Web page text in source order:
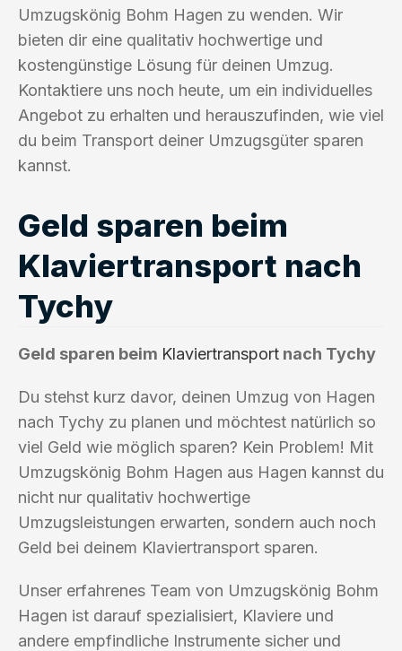
Umzugskönig Bohm Hagen zu wenden. Wir
bieten dir eine qualitativ hochwertige und
kostengünstige Lösung für deinen Umzug.
Kontaktiere uns noch heute, um ein individuelles
Angebot zu erhalten und herauszufinden, wie viel
du beim Transport deiner Umzugsgüter sparen
kannst.
Geld sparen beim
Klaviertransport nach
Tychy
Geld sparen beim Klaviertransport nach Tychy
Du stehst kurz davor, deinen Umzug von Hagen
nach Tychy zu planen und möchtest natürlich so
viel Geld wie möglich sparen? Kein Problem! Mit
Umzugskönig Bohm Hagen aus Hagen kannst du
nicht nur qualitativ hochwertige
Umzugsleistungen erwarten, sondern auch noch
Geld bei deinem Klaviertransport sparen.
Unser erfahrenes Team von Umzugskönig Bohm
Hagen ist darauf spezialisiert, Klaviere und
andere empfindliche Instrumente sicher und